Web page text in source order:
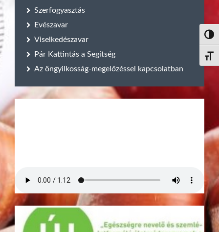
Szerfogyasztás
Evészavar
Viselkedészavar
Pár Kattintás a Segítség
Az öngyilkosság-megelőzéssel kapcsolatban